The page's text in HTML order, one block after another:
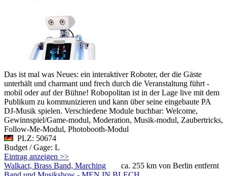
Das ist mal was Neues: ein interaktiver Roboter, der die Gäste
unterhält und charmant und frech durch die Veranstaltung führt -
mobil oder auf der Bühne! Robopolitan ist in der Lage live mit dem
Publikum zu kommunizieren und kann über seine eingebaute PA
DJ-Musik spielen. Verschiedene Module buchbar: Welcome,
Gewinnspiel/Game-modul, Moderation, Musik-modul, Zaubertricks,
Follow-Me-Modul, Photobooth-Modul
PLZ: 50674
Budget / Gage: L
Eintrag anzeigen >>
ca. 255 km von Berlin entfernt
Walkact, Brass Band, Marching